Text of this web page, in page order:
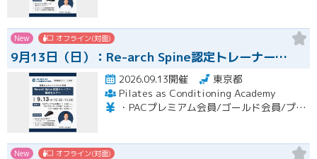
New オフライン(対面)
9月13日（日）：Re-arch Spine認定トレーナー…
2026.09.13開催
東京都
Pilates as Conditioning Academy
・PACプレミアム会員/ゴールド会員/プラチナ会員：9,900円（税込） ・PACスタンダード会員：13,200円（税込） ・フリー会員：16,500円（税込）
New オフライン(対面)